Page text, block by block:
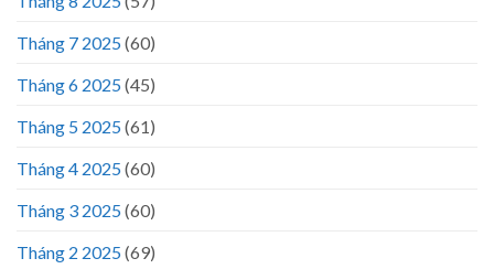
Tháng 7 2025(60)
Tháng 6 2025(45)
Tháng 5 2025(61)
Tháng 4 2025(60)
Tháng 3 2025(60)
Tháng 2 2025(69)